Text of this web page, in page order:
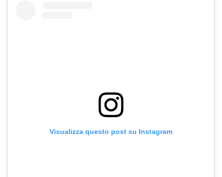
Visualizza questo post su Instagram